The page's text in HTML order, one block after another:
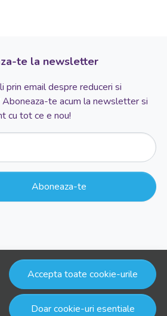
Accepta toate cookie-urile
Doar cookie-uri esentiale
te la newsletter
prin email despre reduceri si
te acum la newsletter si
cu tot ce e nou!
Aboneaza-te